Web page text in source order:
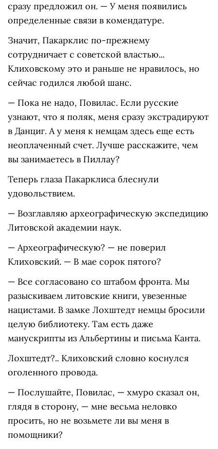
сразу предложил он. — У меня появились
определенные связи в комендатуре.
Значит, Пакарклис по-прежнему
сотрудничает с советской властью...
Клиховскому это и раньше не нравилось, но
сейчас годился любой шанс.
— Пока не надо, Повилас. Если русские
узнают, что я поляк, меня сразу экстрадируют
в Данциг. А у меня к немцам здесь еще есть
неоплаченный счет. Лучше расскажите, чем
вы занимаетесь в Пиллау?
Теперь глаза Пакарклиса блеснули
удовольствием.
— Возглавляю археографическую экспедицию
Литовской академии наук.
— Археографическую? — не поверил
Клиховский. — В мае сорок пятого?
— Все согласовано со штабом фронта. Мы
разыскиваем литовские книги, увезенные
нацистами. В замке Лохштедт немцы бросили
целую библиотеку. Там есть даже
манускрипты из Альбертины и письма Канта.
Лохштедт?.. Клиховский словно коснулся
оголенного провода.
— Послушайте, Повилас, — хмуро сказал он,
глядя в сторону, — мне весьма неловко
просить, но не возьмете ли вы меня в
помощники?